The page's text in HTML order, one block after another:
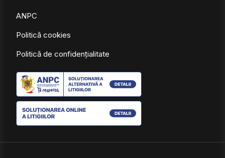
ANPC
Politică cookies
Politică de confidențialitate